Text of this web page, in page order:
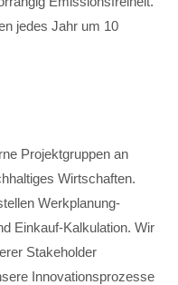
jedes Jahr um 10
Projektgruppen an
Wirtschaften.
Werkplanung-
Einkauf-Kalkulation. Wir
Stakeholder
Innovationsprozesse